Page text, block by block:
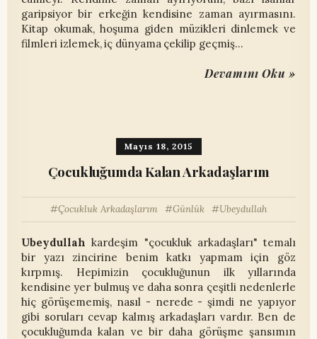
garipsiyor bir erkeğin kendisine zaman ayırmasını.
Kitap okumak, hoşuma giden müzikleri dinlemek ve
filmleri izlemek, iç dünyama çekilip geçmiş…
Devamını Oku »
Mayıs 18, 2015
Çocukluğumda Kalan Arkadaşlarım
Çocukluk Arkadaşlarım Günlük Ubeydullah
Ubeydullah kardeşim "çocukluk arkadaşları" temalı
bir yazı zincirine benim katkı yapmam için göz
kırpmış. Hepimizin çocukluğunun ilk yıllarında
kendisine yer bulmuş ve daha sonra çeşitli nedenlerle
hiç görüşememiş, nasıl - nerede - şimdi ne yapıyor
gibi soruları cevap kalmış arkadaşları vardır. Ben de
çocukluğumda kalan ve bir daha görüşme şansımın